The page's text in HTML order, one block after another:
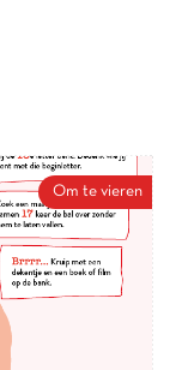
Om te vieren